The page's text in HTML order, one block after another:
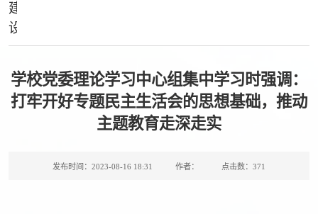
建
设
学校党委理论学习中心组集中学习时强调：
打牢开好专题民主生活会的思想基础，推动
主题教育走深走实
发布时间：2023-08-16 18:31 作者： 点击数： 371